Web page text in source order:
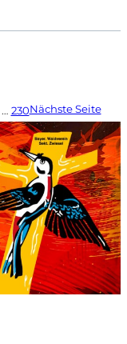
… 230Nächste Seite